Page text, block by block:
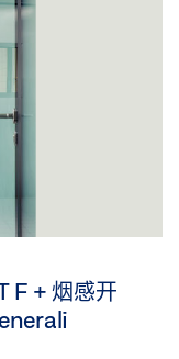
F + 烟感开